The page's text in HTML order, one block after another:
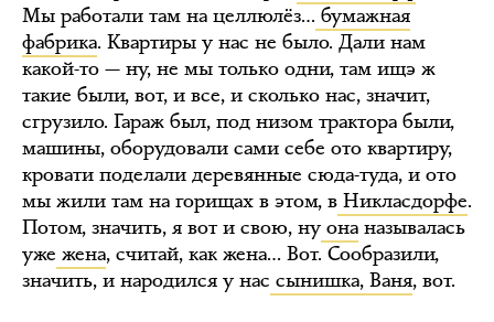
Мы работали там на целлюлёз… бумажная
фабрика. Квартиры у нас не было. Дали нам
какой-то — ну, не мы только одни, там ищэ ж
такие были, вот, и все, и сколько нас, значит,
сгрузило. Гараж был, под низом трактора были,
машины, оборудовали сами себе ото квартиру,
кровати поделали деревянные сюда-туда, и ото
мы жили там на горищах в этом, в Никласдорфе.
Потом, значить, я вот и свою, ну она называлась
уже жена, считай, как жена… Вот. Сообразили,
значить, и народился у нас сынишка, Ваня, вот.